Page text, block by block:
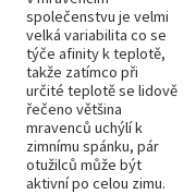
společenstvu je velmi
velká variabilita co se
týče afinity k teplotě,
takže zatímco při
určité teplotě se lidově
řečeno většina
mravenců uchýlí k
zimnímu spánku, pár
otužilců může být
aktivní po celou zimu.